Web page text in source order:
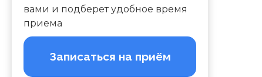
вами и подберет удобное время
приема
Записаться на приём